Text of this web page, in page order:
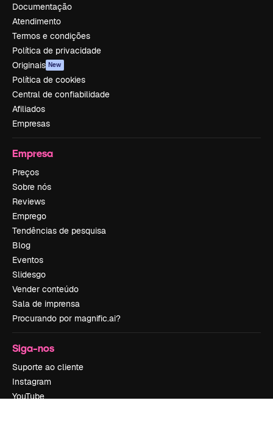
Documentação
Atendimento
Termos e condições
Política de privacidade
Originais New
Política de cookies
Central de confiabilidade
Afiliados
Empresas
Empresa
Preços
Sobre nós
Reviews
Emprego
Tendências de pesquisa
Blog
Eventos
Slidesgo
Vender conteúdo
Sala de imprensa
Procurando por magnific.ai?
Siga-nos
Suporte ao cliente
Instagram
YouTube